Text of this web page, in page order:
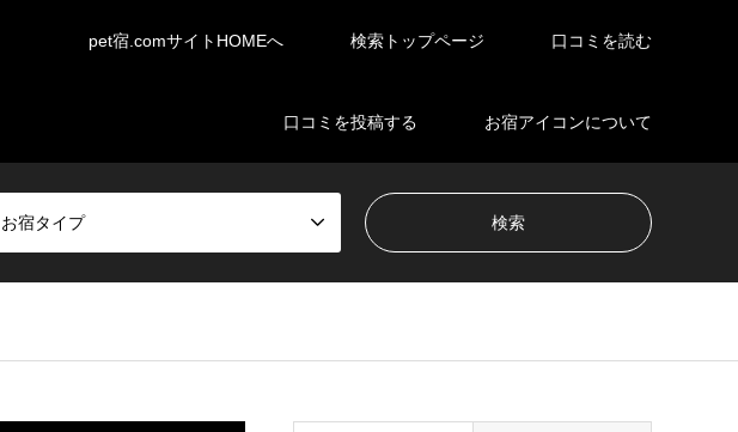
pet宿.comサイトHOMEへ 検索トップページ 口コミを読む
口コミを投稿する お宿アイコンについて
お宿タイプ